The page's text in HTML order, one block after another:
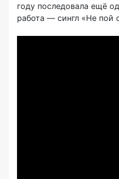
году последовала ещё
работа — сингл «Не пой